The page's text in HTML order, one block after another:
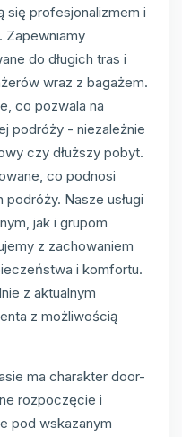
się profesjonalizmem i
Zapewniamy
do długich tras i
wraz z bagażem.
co pozwala na
podróży - niezależnie
czy dłuższy pobyt.
co podnosi
Nasze usługi
jak i grupom
z zachowaniem
i komfortu.
z aktualnym
z możliwością
ma charakter door-
rozpoczęcie i
pod wskazanym